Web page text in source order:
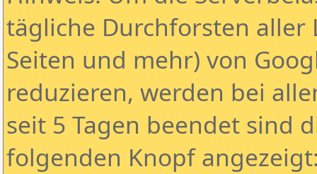
tägliche Durchforsten aller
Seiten und mehr) von
reduzieren, werden bei
seit 5 Tagen beendet sind
folgenden Knopf